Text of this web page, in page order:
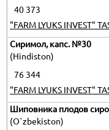
40 373
"FARM LYUKS INVEST"
Сиримол, капс. №30
(Hindiston)
76 344
"FARM LYUKS INVEST"
Шиповника плодов
(O`zbekiston)